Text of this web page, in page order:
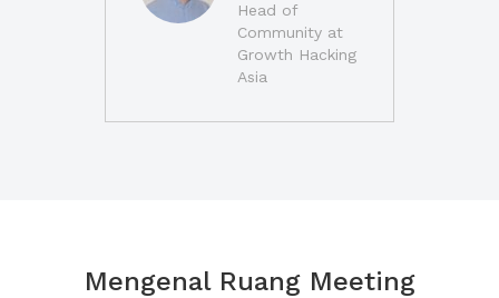
Head of
Community at
Growth Hacking
Asia
Mengenal Ruang Meeting